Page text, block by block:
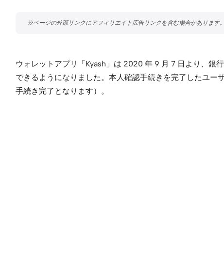
ウォレットアプリ「Kyash」は 2020 年 9 月 7 日より、銀
できるようになりました。本人確認手続きを完了したユ
手続き完了となります）。